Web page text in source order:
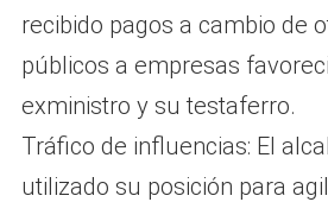
recibido pagos a cambio de
públicos a empresas
exministro y su testaferro.
Tráfico de influencias: El
utilizado su posición para